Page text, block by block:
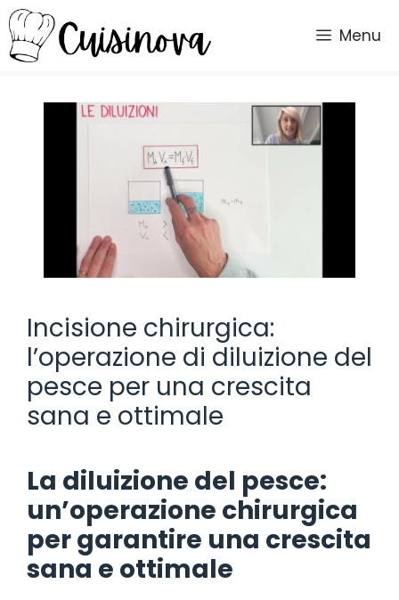
Vai
al
contenuto
Menu
Incisione chirurgica:
l’operazione di diluizione del
pesce per una crescita
sana e ottimale
La diluizione del pesce:
un’operazione chirurgica
per garantire una crescita
sana e ottimale